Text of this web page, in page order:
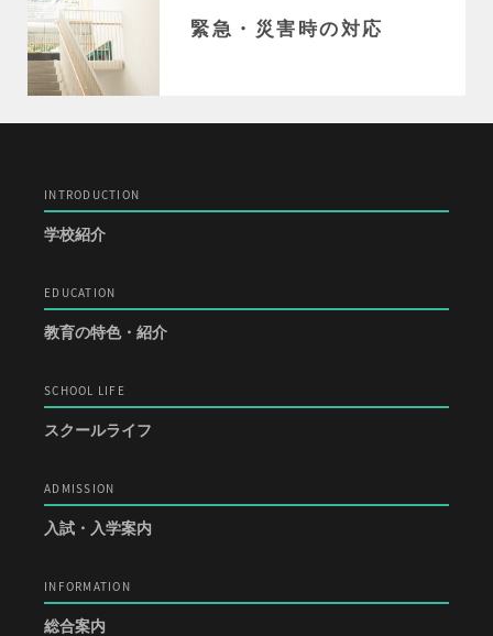
入学試験日程
学校説明会
オープンスクール
入学金・学費一覧
INFORMATION
総合案内
お問い合わせ
キャンパスマップ
ご支援をお考えの方へ
個人情報保護への取り組み
採用情報
地の塩、世の光（スクール・モットー）
緊急・災害時の対応
INTRODUCTION
学校紹介
EDUCATION
教育の特色・紹介
SCHOOL LIFE
スクールライフ
ADMISSION
入試・入学案内
INFORMATION
総合案内